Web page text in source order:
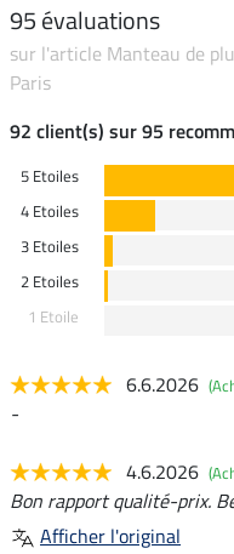
95 évaluations
sur l'article Manteau de
Paris
92 client(s) sur 95
5 Etoiles
4 Etoiles
3 Etoiles
2 Etoiles
1 Etoile
6.6.2026
-
4.6.2026
Bon rapport qualité-prix.
Afficher l'original